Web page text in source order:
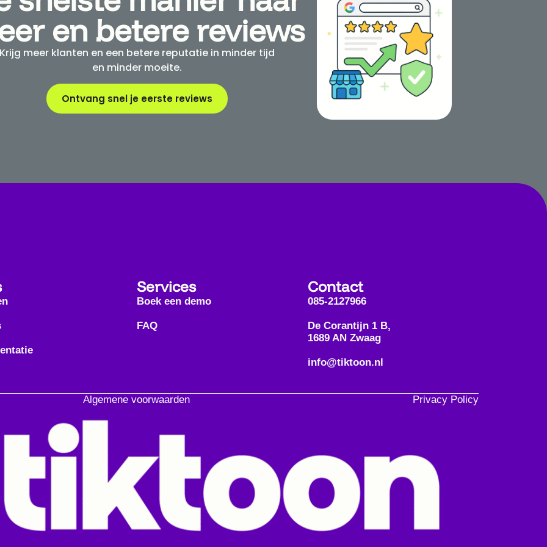
en betere reviews
meer klanten en een betere reputatie in minder tijd
en minder moeite.
Ontvang snel je eerste reviews
Services
Boek een demo
FAQ
Contact
085-2127966
De Corantijn 1 B,
1689 AN Zwaag
info@tiktoon.nl
Algemene voorwaarden Privacy Policy